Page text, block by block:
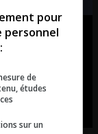
du 07-
pour
personnel
de
études
sur un